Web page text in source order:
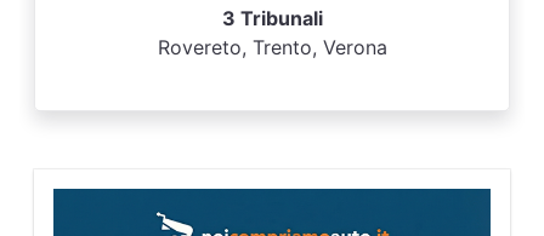
3 Tribunali
Rovereto, Trento, Verona